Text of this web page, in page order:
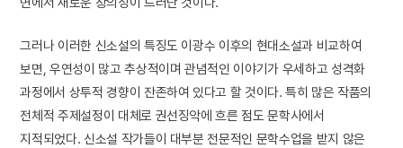
그러나 이러한 신소설의 특징도 이광수 이후의 현대소설과 비교하여
보면, 우연성이 많고 추상적이며 관념적인 이야기가 우세하고 성격화
과정에서 상투적 경향이 잔존하여 있다고 할 것이다. 특히 많은 작품의
전체적 주제설정이 대체로 권선징악에 흐른 점도 문학사에서
지적되었다. 신소설 작가들이 대부분 전문적인 문학수업을 받지 않은